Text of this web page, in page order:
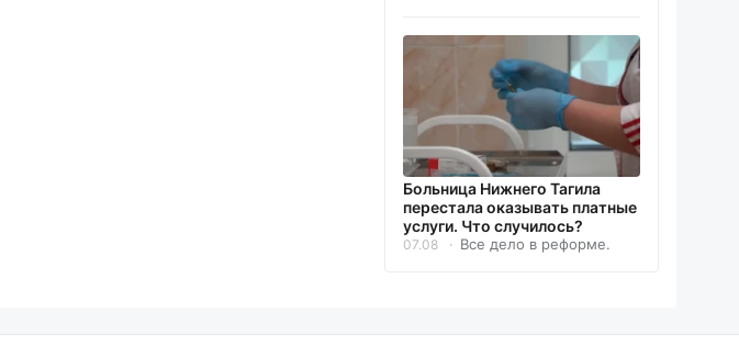
Больница Нижнего Тагила
перестала оказывать платные
услуги. Что случилось?
07.08 Все дело в реформе.